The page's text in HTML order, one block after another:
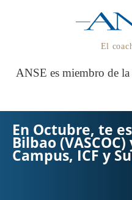
El
ANSE es miembro de la
En Octubre, te
Bilbao
Campus, ICF y